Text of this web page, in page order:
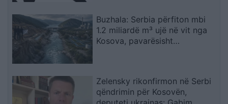
Buzhala: Serbia përfiton mbi
1.2 miliardë m³ ujë në vit nga
Kosova, pavarësisht
Zelensky rikonfirmon në Serbi
qëndrimin për Kosovën,